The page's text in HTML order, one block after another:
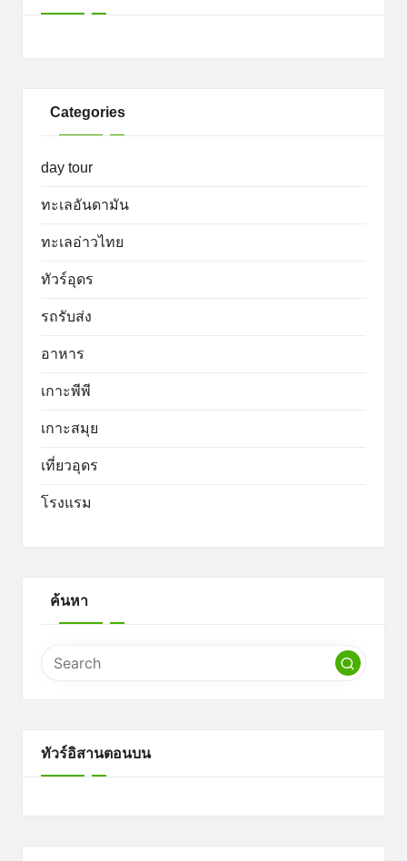
Categories
day tour
ทะเลอันดามัน
ทะเลอ่าวไทย
ทัวร์อุดร
รถรับส่ง
อาหาร
เกาะพีพี
เกาะสมุย
เที่ยวอุดร
โรงแรม
ค้นหา
ทัวร์อิสานตอนบน